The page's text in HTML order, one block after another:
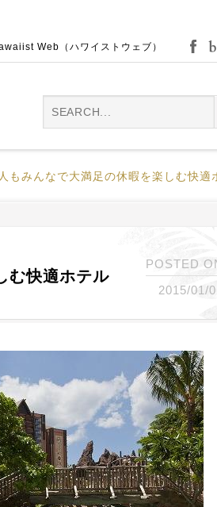
Web（ハワイストウェブ）
もみんなで大満足の休暇を楽しむ快適
む快適ホテル
POSTED
2015/01/